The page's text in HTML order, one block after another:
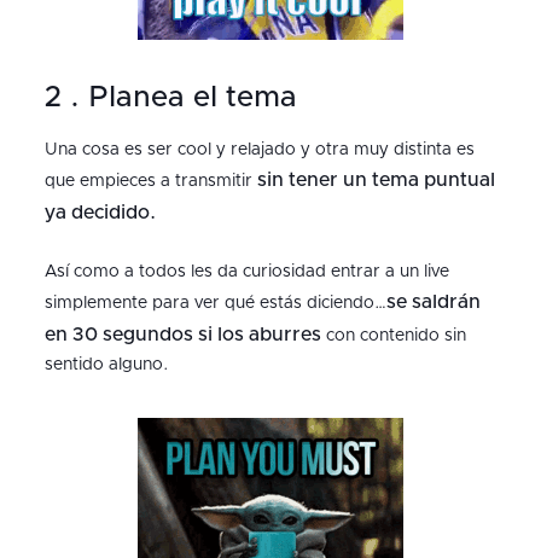
2 . Planea el tema
Una cosa es ser cool y relajado y otra muy distinta es
que empieces a transmitir sin tener un tema puntual
ya decidido.
Así como a todos les da curiosidad entrar a un live
simplemente para ver qué estás diciendo…se saldrán
en 30 segundos si los aburres con contenido sin
sentido alguno.